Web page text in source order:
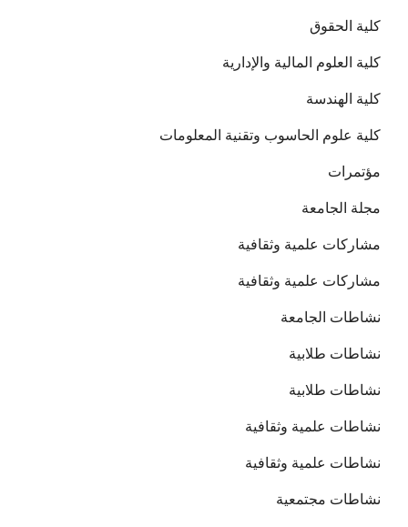
كلية الحقوق
كلية العلوم المالية والإدارية
كلية الهندسة
كلية علوم الحاسوب وتقنية المعلومات
مؤتمرات
مجلة الجامعة
مشاركات علمية وثقافية
مشاركات علمية وثقافية
نشاطات الجامعة
نشاطات طلابية
نشاطات طلابية
نشاطات علمية وثقافية
نشاطات علمية وثقافية
نشاطات مجتمعية